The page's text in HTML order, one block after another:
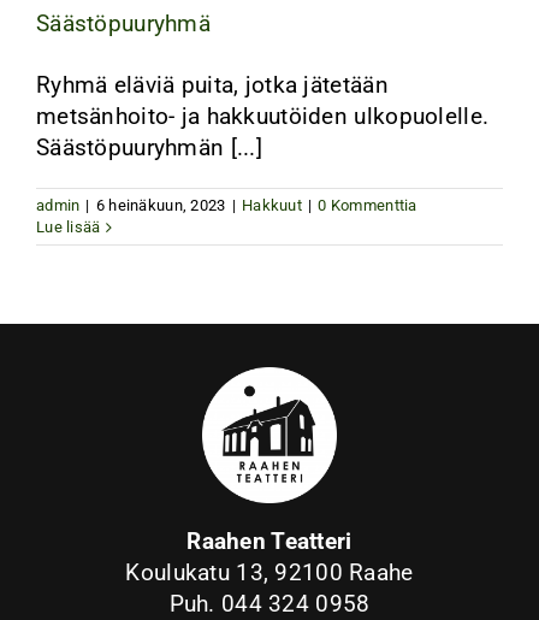
Säästöpuuryhmä
Ryhmä eläviä puita, jotka jätetään
metsänhoito- ja hakkuutöiden ulkopuolelle.
Säästöpuuryhmän [...]
admin | 6 heinäkuun, 2023 | Hakkuut | 0 Kommenttia
Lue lisää
Raahen Teatteri
Koulukatu 13, 92100 Raahe
Puh. 044 324 0958